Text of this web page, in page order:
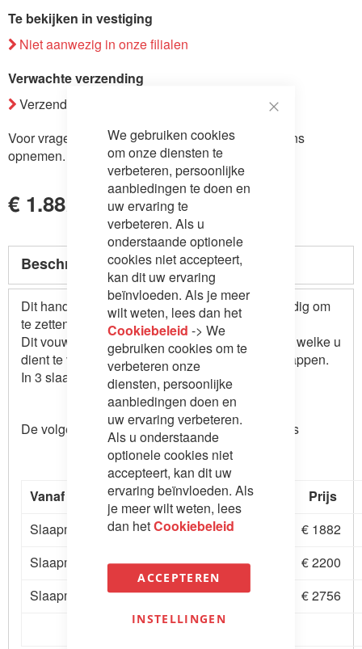
Cookie
We gebruiken cookies
om onze diensten te
verbeteren, persoonlijke
aanbiedingen te doen en
uw ervaring te
verbeteren. Als u
onderstaande optionele
cookies niet accepteert,
kan dit uw ervaring
beïnvloeden. Als je meer
wilt weten, lees dan het
Cookiebeleid -> We
gebruiken cookies om te
verbeteren onze
diensten, persoonlijke
aanbiedingen doen en
uw ervaring verbeteren.
Als u onderstaande
optionele cookies niet
accepteert, kan dit uw
ervaring beïnvloeden. Als
je meer wilt weten, lees
dan hetCookiebeleid
ACCEPTEREN
INSTELLINGEN
Te bekijken in vestiging
Niet aanwezig in onze filialen
Verwachte verzending
Verzending binnen 4-5 weken.
Voor vragen over dit product kunt ucontact
met ons
opnemen.
€ 1.882,00
Beschrijving
Dit handige opklapbed is verrijdbaar en eenvoudig om
te zetten naar een bed.
Dit vouwbed heeft een losse gestoffeerde hoes, welke u
dient te verwijderen voordat u het bed kunt uitklappen.
In 3 slaapmaten te verkrijgen.
De volgende prijzen zijn voor het bed met matras
Vanaf prijzen (standaard stofgroep H)
Prijs
Slaapmaat 80 x 200 cm
€ 1882
Slaapmaat 90 x 200 cm
€ 2200
Slaapmaat 140 x 200 cm
€ 2756